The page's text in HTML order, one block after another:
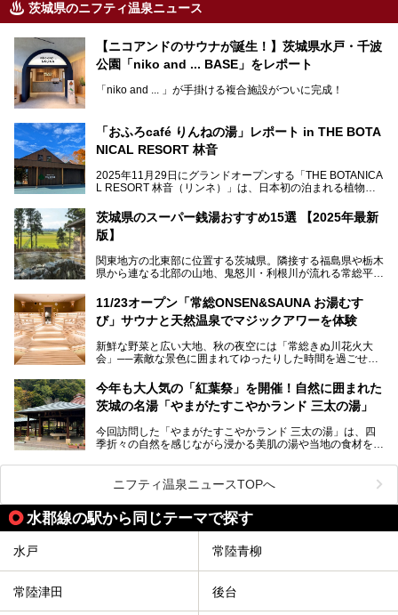
茨城県のニフティ温泉ニュース
【ニコアンドのサウナが誕生！】茨城県水戸・千波
公園「niko and ... BASE」をレポート
「niko and ... 」が手掛ける複合施設がついに完成！
茨城県水戸・千波公園に2026年4月23日（木）待望のオー
プンを迎えます。
この記事では、オープンに先駆けプレス向けに行われた体験
施設を体験してきました！
「おふろcafé りんねの湯」レポート in THE BOTA
NICAL RESORT 林音
2025年11月29日にグランドオープンする「THE BOTANICA
L RESORT 林音（リンネ）」は、日本初の泊まれる植物
験型リゾートです。その中でも注目されているのが「おふろ
café りんねの湯」。内覧会に参加して、ひと足お先に体験
してきました。
茨城県のスーパー銭湯おすすめ15選 【2025年最新
版】
関東地方の北東部に位置する茨城県。隣接する福島県や栃木
県から連なる北部の山地、鬼怒川・利根川が流れる常総平野
に日立や大洗、鹿島など数々の漁港が並ぶ東部の太平洋岸
と、同じ県内でもさまざまな景色を見られるのが魅力です。
が特徴的。なかでもおすすめのスーパー銭湯をご紹介しま
す。
11/23オープン「常総ONSEN&SAUNA お湯むす
び」サウナと天然温泉でマジックアワーを体験
新鮮な野菜と広い大地、秋の夜空には「常総きぬ川花火大
会」──素敵な景色に囲まれてゆったりした時間を過ごせる
温浴施設「常総ONSEN&SAUNA お湯むすび」がオープンし
ます。
業施設の一角に構えられた店内では、関東最大級となる合計
10室のサウナと自家源泉温泉、高濃度炭酸泉を満喫でき、
今年も大人気の「紅葉祭」を開催！自然に囲まれた
茨城の名湯「やまがたすこやかランド 三太の湯」
今回訪問した「やまがたすこやかランド 三太の湯」は、四
季折々の自然を感じながら浸かる美肌の湯や当地の食材を使
紅葉シーズンを迎えた11月は、より多くの人に絶景入浴を
楽しんでもらえるよう、「紅葉祭」をはじめ、さまざまなサ
ービスやイベントが実施されます。
※2024年の紅葉祭は終了いたしました。
ニフティ温泉ニュースTOPへ
水郡線の駅から同じテーマで探す
水戸 常陸青柳
常陸津田 後台